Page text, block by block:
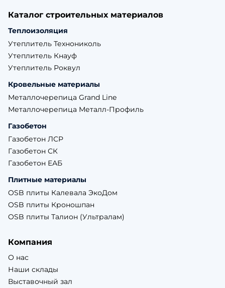
Каталог строительных материалов
Теплоизоляция
Утеплитель Технониколь
Утеплитель Кнауф
Утеплитель Роквул
Кровельные материалы
Металлочерепица Grand Line
Металлочерепица Металл-Профиль
Газобетон
Газобетон ЛСР
Газобетон СК
Газобетон ЕАБ
Плитные материалы
OSB плиты Калевала ЭкоДом
OSB плиты Кроношпан
OSB плиты Талион (Ультралам)
Компания
О нас
Наши склады
Выставочный зал